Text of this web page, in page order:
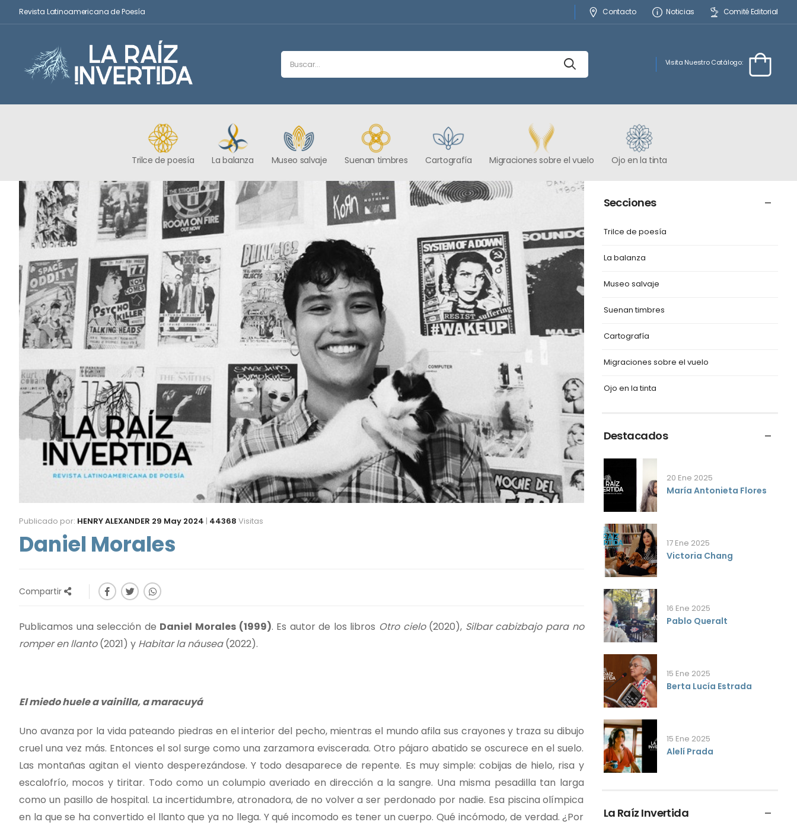
Revista Latinoamericana de Poesía Contacto Noticias Comité Editorial
Visita Nuestro Catálogo:
Trilce de poesía La balanza Museo salvaje Suenan timbres Cartografía Migraciones sobre el vuelo Ojo en la tinta
Publicado por: HENRY ALEXANDER 29 May 2024 | 44368 Visitas
Daniel Morales
Compartir
Publicamos una selección de Daniel Morales (1999). Es autor de los libros Otro cielo(2020), Silbar cabizbajo para no
romper en llanto(2021) y Habitar la náusea(2022).
El miedo huele a vainilla, a maracuyá
Uno avanza por la vida pateando piedras en el interior del pecho, mientras el mundo afila sus crayones y traza su dibujo
cruel una vez más. Entonces el sol surge como una zarzamora eviscerada. Otro pájaro abatido se oscurece en el suelo.
Las montañas agitan el viento desperezándose. Y todo desaparece de repente. Es muy simple: cobijas de hielo, risa y
escalofrío, mocos y tiritar. Todo como un columpio averiado en dirección a la sangre. Una misma pesadilla tan larga
como un pasillo de hospital. La incertidumbre, atronadora, de no volver a ser perdonado por nadie. Esa piscina olímpica
en la que se ha convertido el llanto que ya no llega. Y qué incomodo es tener un cuerpo. Qué incómodo, de verdad. ¿Por
Secciones
Trilce de poesía
La balanza
Museo salvaje
Suenan timbres
Cartografía
Migraciones sobre el vuelo
Ojo en la tinta
Destacados
20 Ene 2025
María Antonieta Flores
17 Ene 2025
Victoria Chang
16 Ene 2025
Pablo Queralt
15 Ene 2025
Berta Lucía Estrada
15 Ene 2025
Alelí Prada
La Raíz Invertida